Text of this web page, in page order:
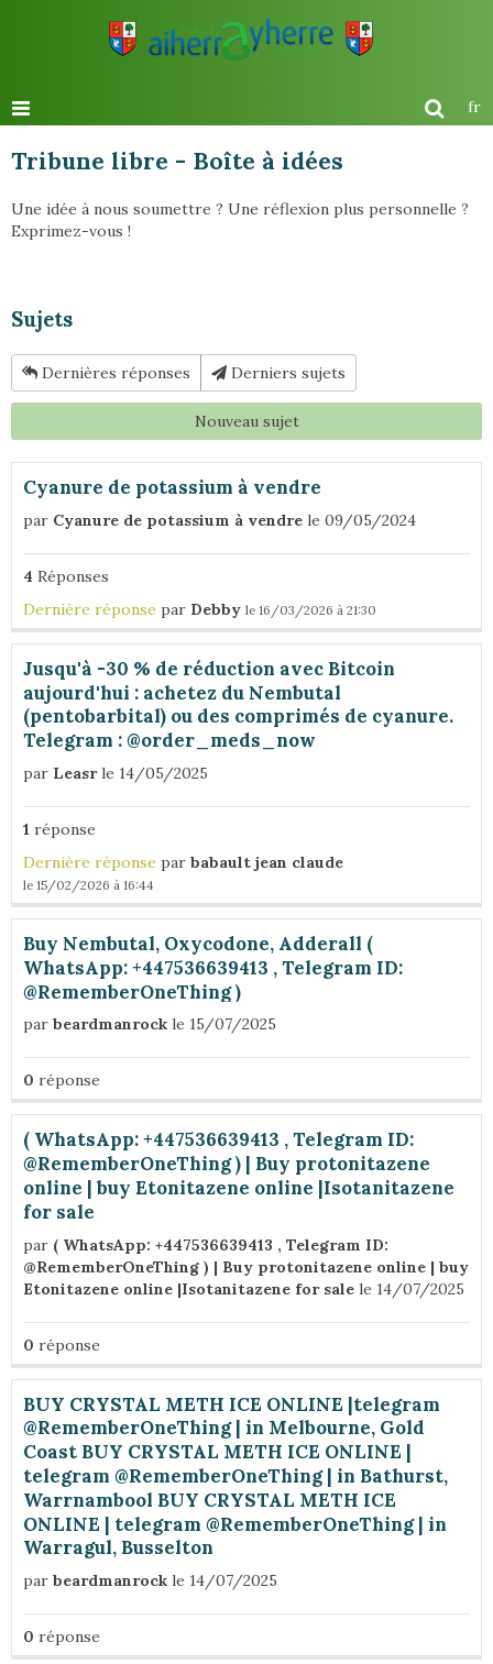
fr
Tribune libre - Boîte à idées
Une idée à nous soumettre ? Une réflexion plus personnelle ?
Exprimez-vous !
Sujets
Dernières réponses Derniers sujets
Nouveau sujet
Cyanure de potassium à vendre
par Cyanure de potassium à vendre le 09/05/2024
4 Réponses
Dernière réponse par Debby le 16/03/2026 à 21:30
Jusqu'à -30 % de réduction avec Bitcoin
aujourd'hui : achetez du Nembutal
(pentobarbital) ou des comprimés de cyanure.
Telegram : @order_meds_now
par Leasrle 14/05/2025
1 réponse
Dernière réponse par babault jean claude
le 15/02/2026 à 16:44
Buy Nembutal, Oxycodone, Adderall (
WhatsApp: +447536639413 , Telegram ID:
@RememberOneThing )
par beardmanrock le 15/07/2025
0 réponse
( WhatsApp: +447536639413 , Telegram ID:
@RememberOneThing ) | Buy protonitazene
online | buy Etonitazene online |Isotanitazene
for sale
par ( WhatsApp: +447536639413 , Telegram ID:
@RememberOneThing ) | Buy protonitazene online | buy
Etonitazene online |Isotanitazene for sale le 14/07/2025
0 réponse
BUY CRYSTAL METH ICE ONLINE |telegram
@RememberOneThing | in Melbourne, Gold
Coast BUY CRYSTAL METH ICE ONLINE |
telegram @RememberOneThing | in Bathurst,
Warrnambool BUY CRYSTAL METH ICE
ONLINE | telegram @RememberOneThing | in
Warragul, Busselton
par beardmanrock le 14/07/2025
0 réponse